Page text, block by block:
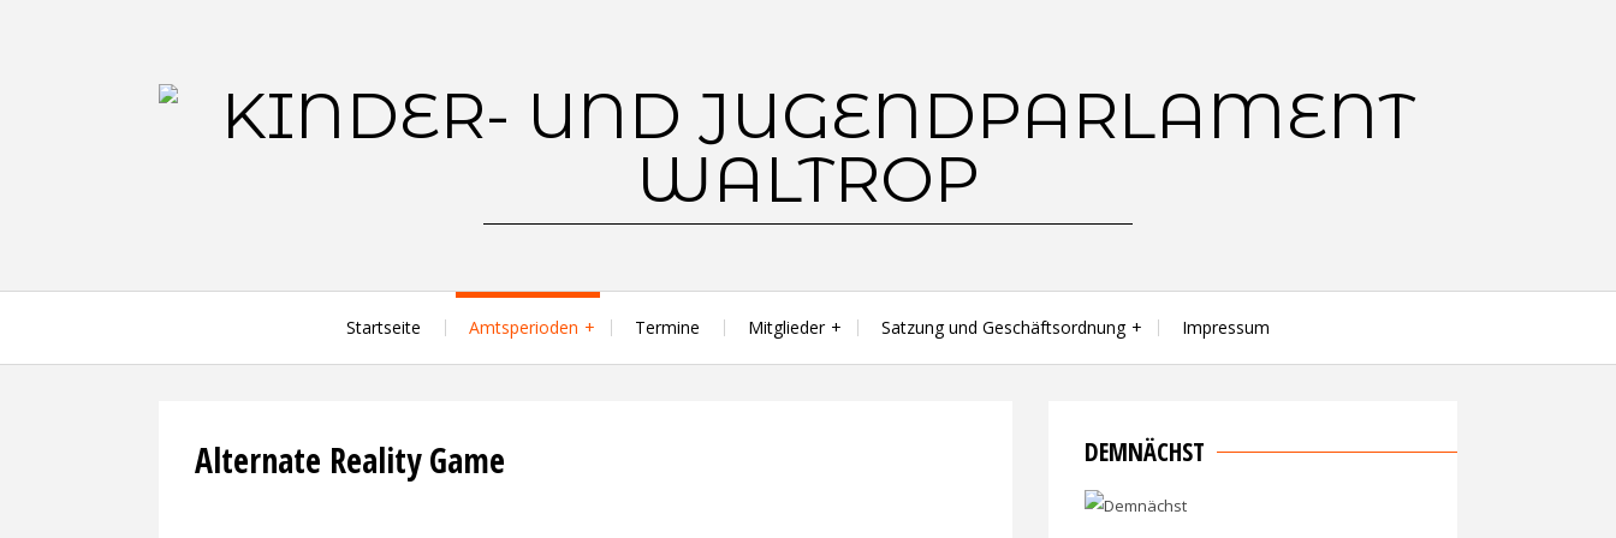
Startseite Amtsperioden Termine Mitglieder Satzung und Geschäftsordnung Impressum
Alternate Reality Game DEMNÄCHST